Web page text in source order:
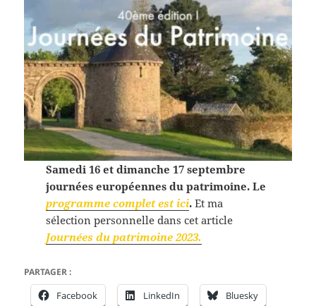
Samedi 16 et dimanche 17 septembre
journées européennes du patrimoine. Le
programme complet est ici.Et ma
sélection personnelle dans cet article
Journées du patrimoine 2023.
PARTAGER :
Facebook LinkedIn Bluesky